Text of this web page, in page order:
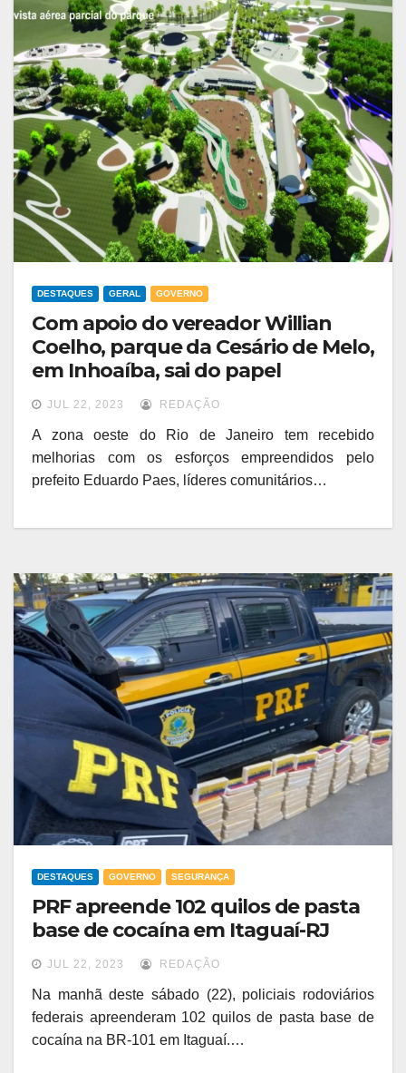
DESTAQUES GERAL GOVERNO
Com apoio do vereador Willian
Coelho, parque da Cesário de Melo,
em Inhoaíba, sai do papel
JUL 22, 2023 REDAÇÃO
A zona oeste do Rio de Janeiro tem recebido
melhorias com os esforços empreendidos pelo
prefeito Eduardo Paes, líderes comunitários…
DESTAQUES GOVERNO SEGURANÇA
PRF apreende 102 quilos de pasta
base de cocaína em Itaguaí-RJ
JUL 22, 2023 REDAÇÃO
Na manhã deste sábado (22), policiais rodoviários
federais apreenderam 102 quilos de pasta base de
cocaína na BR-101 em Itaguaí.…